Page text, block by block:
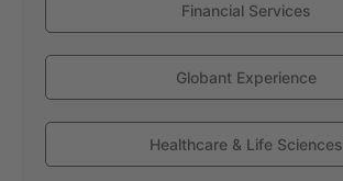
Financial Services
Globant Experience
Healthcare & Life Sciences